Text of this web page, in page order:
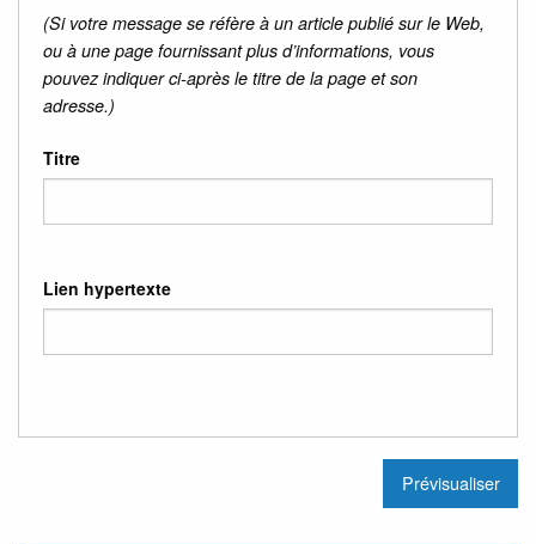
(Si votre message se réfère à un article publié sur le Web,
ou à une page fournissant plus d’informations, vous
pouvez indiquer ci-après le titre de la page et son
adresse.)
Titre
Lien hypertexte